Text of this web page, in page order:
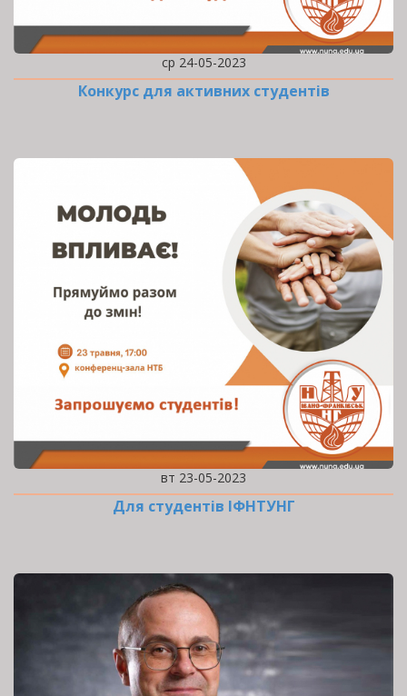
ср 24-05-2023
Конкурс для активних студентів
вт 23-05-2023
Для студентів ІФНТУНГ